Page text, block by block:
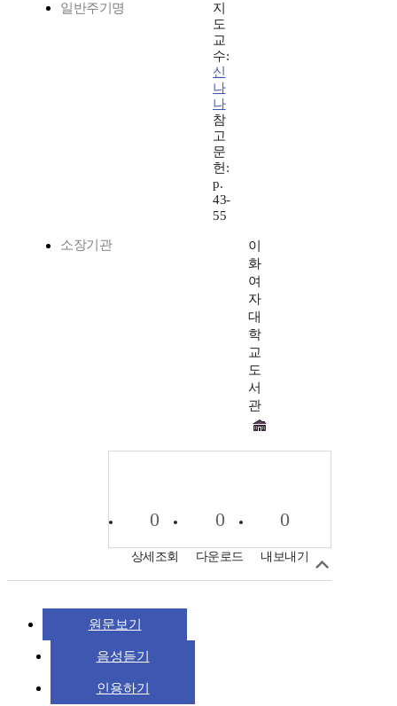
일반주기명
지
도
교
수:
신
나
나
참
고
문
헌:
p.
43-
55
소장기관
이
화
여
자
대
학
교
도
서
관
0
상세조회
0
다운로드
0
내보내기
원문보기
음성듣기
인용하기